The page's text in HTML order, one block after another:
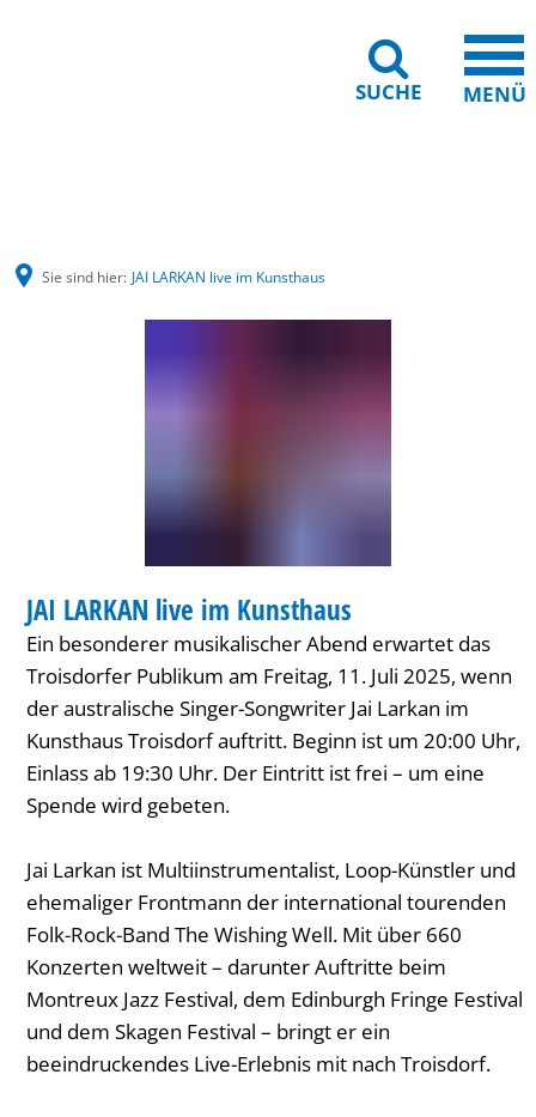
SUCHE MENÜ
Sie sind hier: JAI LARKAN live im Kunsthaus
KATEGORIE: KONZERT
JAI LARKAN live im Kunsthaus
Ein besonderer musikalischer Abend erwartet das
Troisdorfer Publikum am Freitag, 11. Juli 2025, wenn
der australische Singer-Songwriter Jai Larkan im
Kunsthaus Troisdorf auftritt. Beginn ist um 20:00 Uhr,
Einlass ab 19:30 Uhr. Der Eintritt ist frei – um eine
Spende wird gebeten.
Jai Larkan ist Multiinstrumentalist, Loop-Künstler und
ehemaliger Frontmann der international tourenden
Folk-Rock-Band The Wishing Well. Mit über 660
Konzerten weltweit – darunter Auftritte beim
Montreux Jazz Festival, dem Edinburgh Fringe Festival
und dem Skagen Festival – bringt er ein
beeindruckendes Live-Erlebnis mit nach Troisdorf.